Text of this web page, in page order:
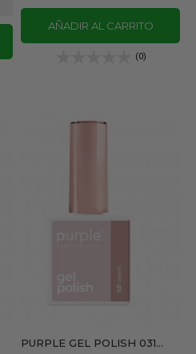
AÑADIR AL CARRITO
(0)
PURPLE GEL POLISH 031...